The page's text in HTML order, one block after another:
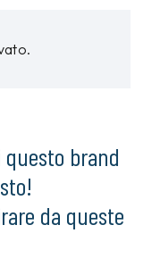
brand
da queste